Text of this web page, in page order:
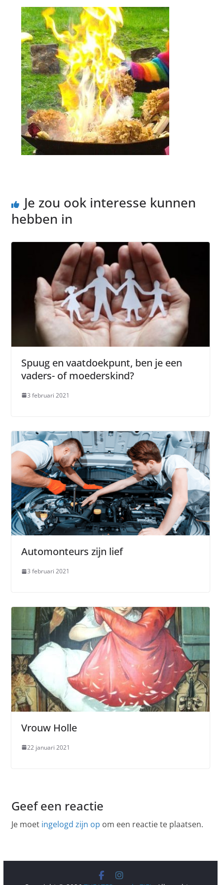
Je zou ook interesse kunnen
hebben in
Spuug en vaatdoekpunt, ben je een
vaders- of moederskind?
3 februari 2021
Automonteurs zijn lief
3 februari 2021
Vrouw Holle
22 januari 2021
Geef een reactie
Je moet ingelogd zijn op om een reactie te plaatsen.